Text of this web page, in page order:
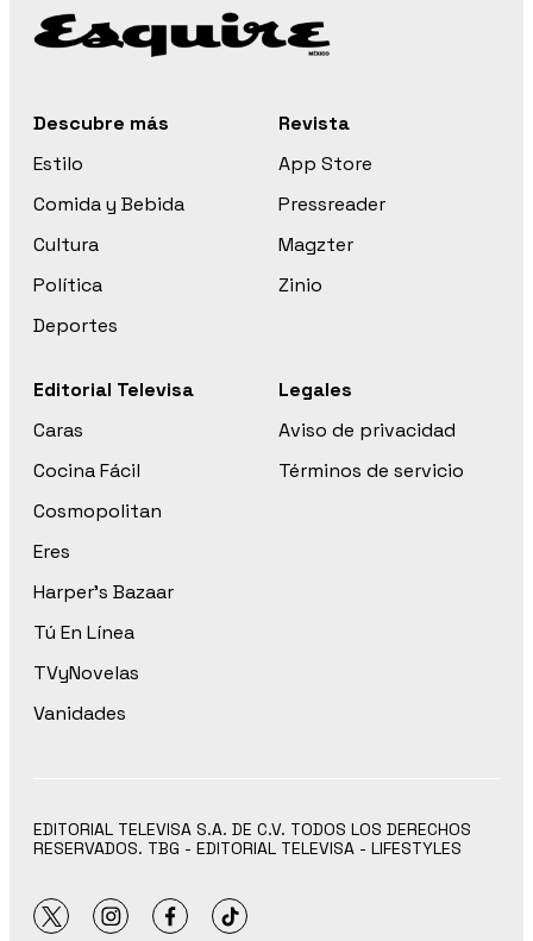
Descubre más
Estilo
Comida y Bebida
Cultura
Política
Deportes
Revista
App Store
Pressreader
Magzter
Zinio
Editorial Televisa
Caras
Cocina Fácil
Cosmopolitan
Eres
Harper’s Bazaar
Tú En Línea
TVyNovelas
Vanidades
Legales
Aviso de privacidad
Términos de servicio
EDITORIAL TELEVISA S.A. DE C.V. TODOS LOS DERECHOS
RESERVADOS. TBG - EDITORIAL TELEVISA - LIFESTYLES
twitterinstagram
facebooktiktok